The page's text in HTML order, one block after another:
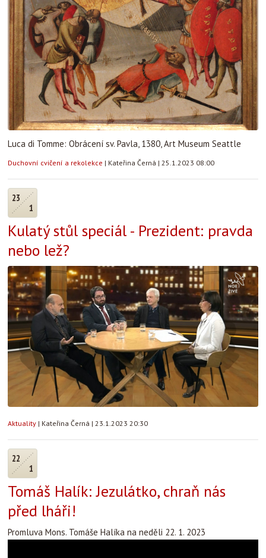
Luca di Tomme: Obrácení sv. Pavla, 1380, Art Museum Seattle
Duchovní cvičení a rekolekce | Kateřina Černá | 25.1.2023 08:00
23
1
Kulatý stůl speciál - Prezident: pravda
nebo lež?
Aktuality | Kateřina Černá | 23.1.2023 20:30
22
1
Tomáš Halík: Jezulátko, chraň nás
před lháři!
Promluva Mons. Tomáše Halíka na neděli 22. 1. 2023